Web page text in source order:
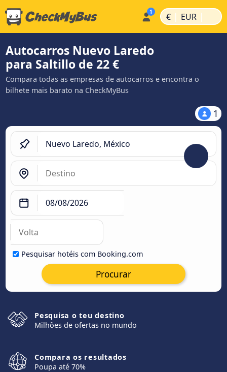
€ | EUR |
Autocarros Nuevo Laredo
para Saltillo de 22 €
Compara todas as empresas de autocarros e encontra o
bilhete mais barato na CheckMyBus
1
Pesquisar hotéis com Booking.com
Procurar
Pesquisa o teu destino
Milhões de ofertas no mundo
Compara os resultados
Poupa até 70%